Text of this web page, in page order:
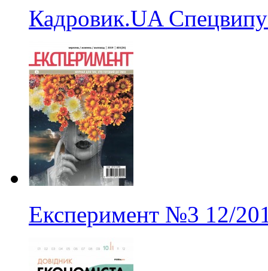
Кадровик.UA
Експеримент №3 12/